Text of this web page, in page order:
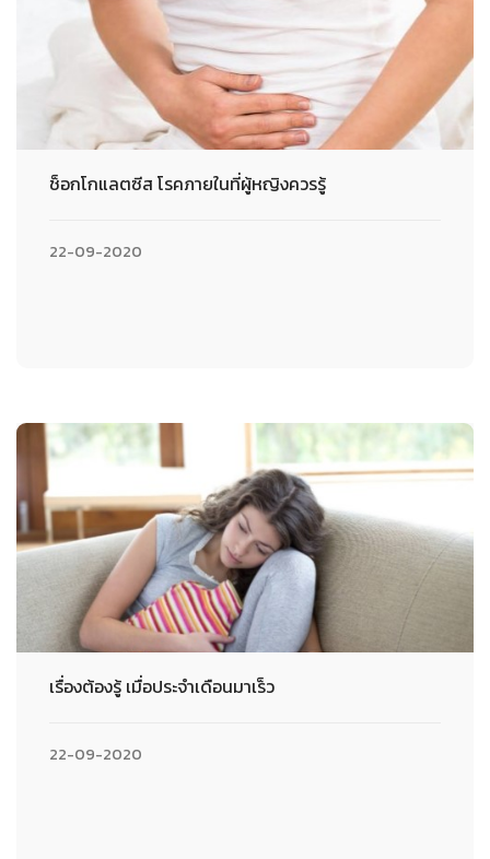
ช็อกโกแลตซีส โรคภายในที่ผู้หญิงควรรู้
22-09-2020
เรื่องต้องรู้ เมื่อประจำเดือนมาเร็ว
22-09-2020